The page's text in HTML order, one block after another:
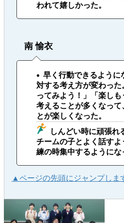
われて嬉しかった。
南 愉衣
早く行動できるように
対する考え方が変わっ
ってみよう！」「楽し
考えることが多くなって
とが楽しくなった。
しんどい時に頑張れ
チームの子とよく話す
練の時集中するようにな
▲ページの先頭にジャンプしま